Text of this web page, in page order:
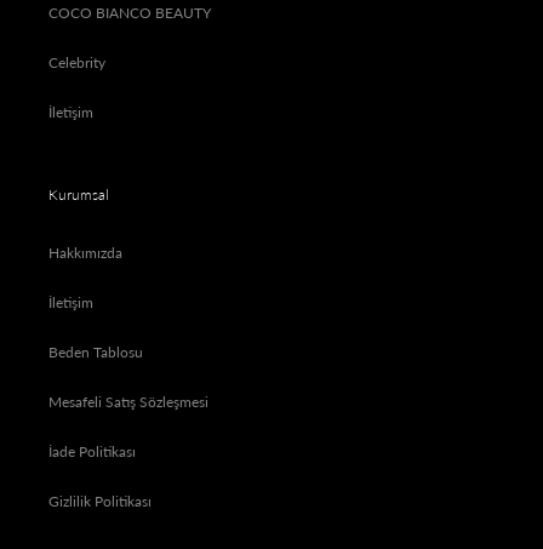
COCO BIANCO BEAUTY
Celebrity
İletişim
Kurumsal
Hakkımızda
İletişim
Beden Tablosu
Mesafeli Satış Sözleşmesi
İade Politikası
Gizlilik Politikası